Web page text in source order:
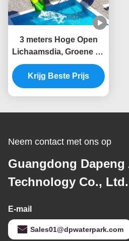
3 meters Hoge Open
Lichaamsdia, Groene en
Gele Zwembaddia
Krijg Beste Prijs
Neem contact met ons op
Guangdong Dapeng
Technology Co., Ltd.
E-mail
Sales01@dpwaterpark.com